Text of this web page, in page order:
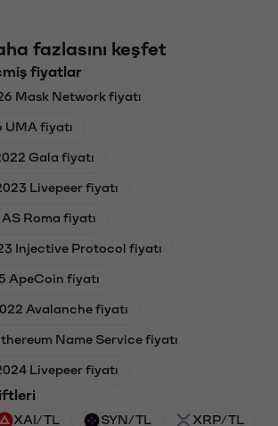
fazlasını keşfet
fiyatlar
Mask Network fiyatı
UMA fiyatı
Gala fiyatı
Livepeer fiyatı
Roma fiyatı
Injective Protocol fiyatı
ApeCoin fiyatı
Avalanche fiyatı
Name Service fiyatı
Livepeer fiyatı
XAI/TL SYN/TL XRP/TL